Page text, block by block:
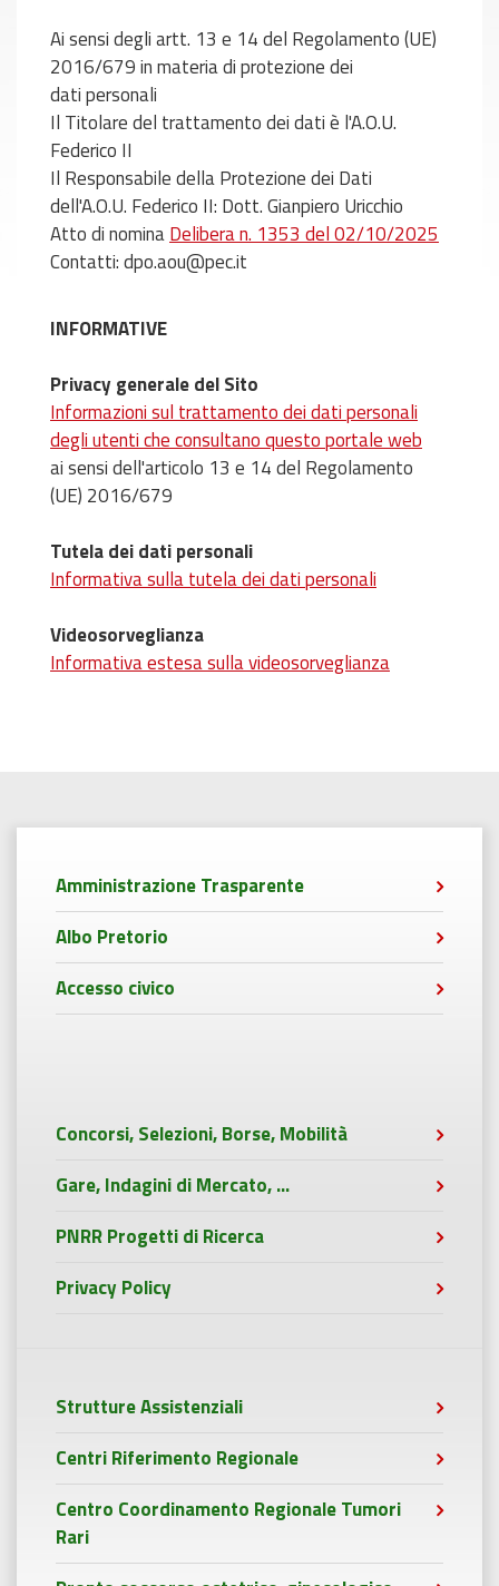
Ai sensi degli artt. 13 e 14 del Regolamento (UE)
2016/679 in materia di protezione dei
dati personali
Il Titolare del trattamento dei dati è l'A.O.U.
Federico II
Il Responsabile della Protezione dei Dati
dell'A.O.U. Federico II: Dott. Gianpiero Uricchio
Atto di nominaDelibera n. 1353 del 02/10/2025
Contatti: dpo.aou@pec.it
INFORMATIVE
Privacy generale del Sito
Informazioni sul trattamento dei dati personali
degli utenti che consultano questo portale web
ai sensi dell'articolo 13 e 14 del Regolamento
(UE) 2016/679
Tutela dei dati personali
Informativa sulla tutela dei dati personali
Videosorveglianza
Informativa estesa sulla videosorveglianza
Amministrazione Trasparente
Albo Pretorio
Accesso civico
Concorsi, Selezioni, Borse, Mobilità
Gare, Indagini di Mercato, ...
PNRR Progetti di Ricerca
Privacy Policy
Strutture Assistenziali
Centri Riferimento Regionale
Centro Coordinamento Regionale Tumori
Rari